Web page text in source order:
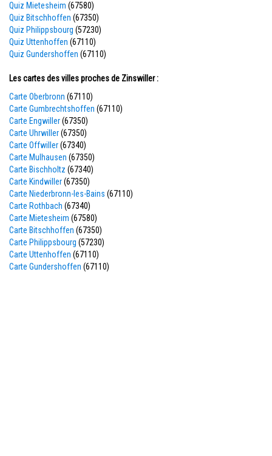
Quiz Mietesheim (67580)
Quiz Bitschhoffen (67350)
Quiz Philippsbourg (57230)
Quiz Uttenhoffen (67110)
Quiz Gundershoffen (67110)
Les cartes des villes proches de Zinswiller :
Carte Oberbronn (67110)
Carte Gumbrechtshoffen (67110)
Carte Engwiller(67350)
Carte Uhrwiller(67350)
Carte Offwiller(67340)
Carte Mulhausen (67350)
Carte Bischholtz (67340)
Carte Kindwiller(67350)
Carte Niederbronn-les-Bains (67110)
Carte Rothbach (67340)
Carte Mietesheim (67580)
Carte Bitschhoffen (67350)
Carte Philippsbourg (57230)
Carte Uttenhoffen (67110)
Carte Gundershoffen (67110)